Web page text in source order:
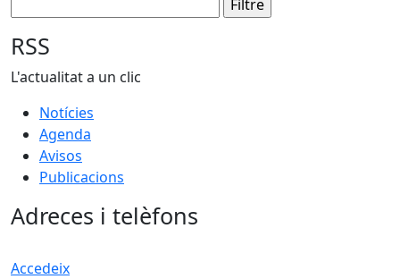
RSS
L'actualitat a un clic
Notícies
Agenda
Avisos
Publicacions
Adreces i telèfons
Accedeix